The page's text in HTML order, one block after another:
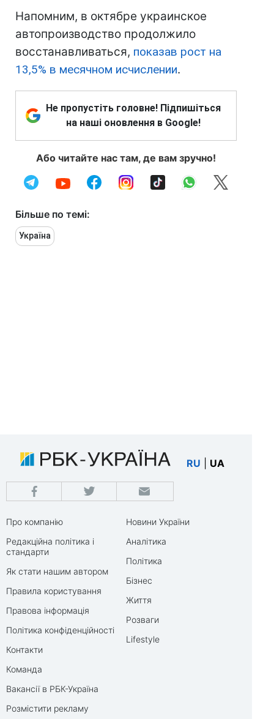
Напомним, в октябре украинское
автопроизводство продолжило
восстанавливаться, показав рост на
13,5% в месячном исчислении.
Не пропустіть головне! Підпишіться
на наші оновлення в Google!
Або читайте нас там, де вам зручно!
Більше по темі:
Україна
RU UA
Про компанію
Редакційна політика і
стандарти
Як стати нашим автором
Правила користування
Правова інформація
Політика конфіденційності
Контакти
Команда
Вакансії в РБК-Україна
Розмістити рекламу
Новини України
Аналітика
Політика
Бізнес
Життя
Розваги
Lifestyle